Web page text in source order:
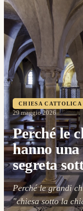
CHIESA CATTOLICA
29 maggio 2026
Perché le
hanno una
segreta
Perché le grandi
"chiesa sotto la